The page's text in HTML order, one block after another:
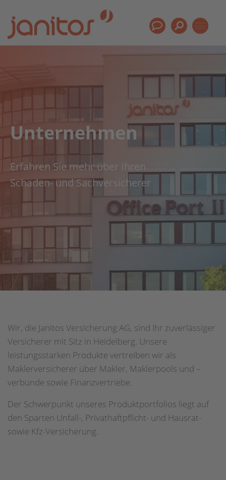
Unternehmen
Erfahren Sie mehr über Ihren
Schaden- und Sach­versicherer
Wir, die Janitos Versicherung AG, sind Ihr zuverlässiger
Versicherer mit Sitz in Heidelberg. Unsere
leistungsstarken Produkte vertreiben wir als
Maklerversicherer über Makler, Maklerpools und –
verbünde sowie Finanzvertriebe.
Der Schwerpunkt unseres Produktportfolios liegt auf
den Sparten Unfall-, Privathaftpflicht- und Hausrat-
sowie Kfz-Versicherung.